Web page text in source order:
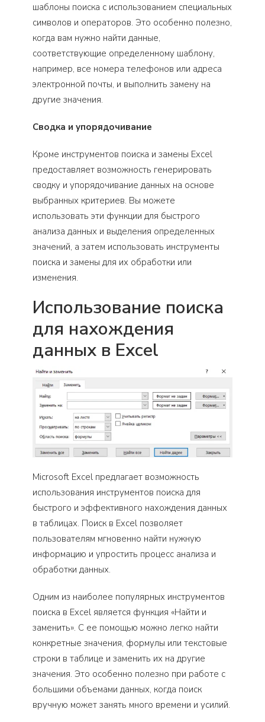
шаблоны поиска с использованием специальных
символов и операторов. Это особенно полезно,
когда вам нужно найти данные,
соответствующие определенному шаблону,
например, все номера телефонов или адреса
электронной почты, и выполнить замену на
другие значения.
Сводка и упорядочивание
Кроме инструментов поиска и замены Excel
предоставляет возможность генерировать
сводку и упорядочивание данных на основе
выбранных критериев. Вы можете
использовать эти функции для быстрого
анализа данных и выделения определенных
значений, а затем использовать инструменты
поиска и замены для их обработки или
изменения.
Использование поиска
для нахождения
данных в Excel
Microsoft Excel предлагает возможность
использования инструментов поиска для
быстрого и эффективного нахождения данных
в таблицах. Поиск в Excel позволяет
пользователям мгновенно найти нужную
информацию и упростить процесс анализа и
обработки данных.
Одним из наиболее популярных инструментов
поиска в Excel является функция «Найти и
заменить». С ее помощью можно легко найти
конкретные значения, формулы или текстовые
строки в таблице и заменить их на другие
значения. Это особенно полезно при работе с
большими объемами данных, когда поиск
вручную может занять много времени и усилий.